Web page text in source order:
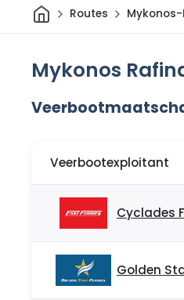
ThuisRoutes
Mykonos
Veerbootexploitant
Cyclades
Golden